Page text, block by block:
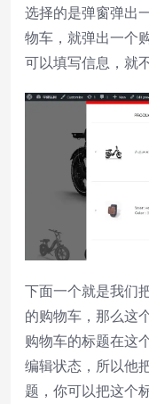
选择的是弹窗弹出
物车，就弹出一个
可以填写信息，就
下面一个就是我们
的购物车，那么这
购物车的标题在这
编辑状态，所以他
题，你可以把这个